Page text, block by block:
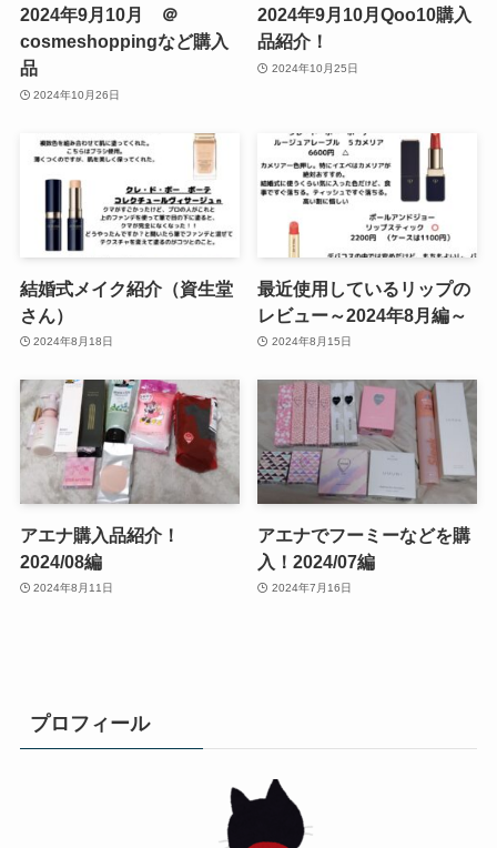
2024年9月10月 ＠
cosmeshoppingなど購入
品
2024年10月26日
2024年9月10月Qoo10購入
品紹介！
2024年10月25日
結婚式メイク紹介（資生堂
さん）
2024年8月18日
最近使用しているリップの
レビュー～2024年8月編～
2024年8月15日
アエナ購入品紹介！
2024/08編
2024年8月11日
アエナでフーミーなどを購
入！2024/07編
2024年7月16日
プロフィール